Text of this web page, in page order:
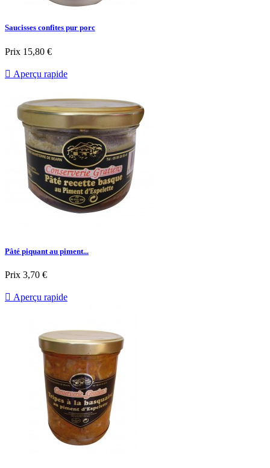
Saucisses confites pur porc
Prix 15,80 €
 Aperçu rapide
Pâté piquant au piment...
Prix 3,70 €
 Aperçu rapide